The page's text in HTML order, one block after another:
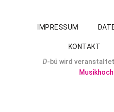
IMPRESSUM
KONTAKT
D-bü wird